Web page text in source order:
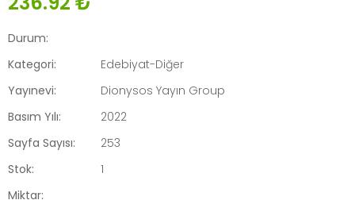
Durum:
Kategori:
Edebiyat-Diğer
Yayınevi:
Dionysos Yayın Group
Basım Yılı:
2022
Sayfa Sayısı:
253
Stok:
1
Miktar: